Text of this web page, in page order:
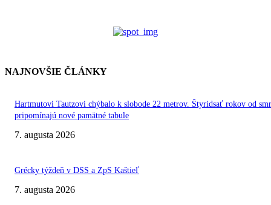
NAJNOVŠIE ČLÁNKY
Hartmutovi Tautzovi chýbalo k slobode 22 metrov. Štyridsať rokov od
pripomínajú nové pamätné tabule
7. augusta 2026
Grécky týždeň v DSS a ZpS Kaštieľ
7. augusta 2026